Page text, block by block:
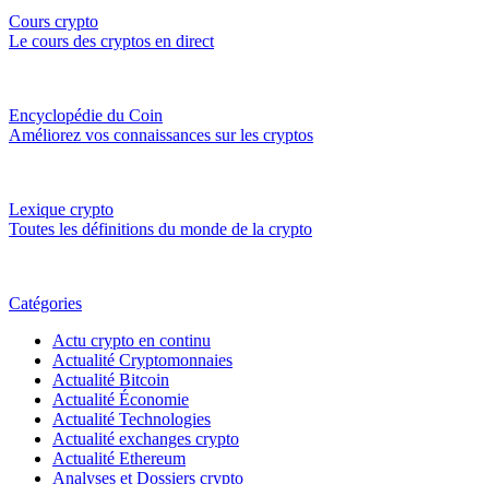
Cours crypto
Le cours des cryptos en direct
Encyclopédie du Coin
Améliorez vos connaissances sur les cryptos
Lexique crypto
Toutes les définitions du monde de la crypto
Catégories
Actu crypto en continu
Actualité Cryptomonnaies
Actualité Bitcoin
Actualité Économie
Actualité Technologies
Actualité exchanges crypto
Actualité Ethereum
Analyses et Dossiers crypto